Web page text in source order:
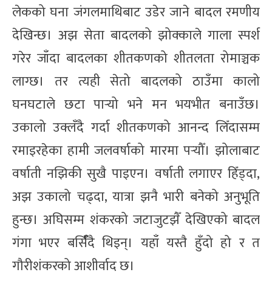
लेकको घना जंगलमाथिबाट उडेर जाने बादल रमणीय
देखिन्छ। अझ सेता बादलको झोक्काले गाला स्पर्श
गरेर जाँदा बादलका शीतकणको शीतलता रोमाञ्चक
लाग्छ। तर त्यही सेतो बादलको ठाउँमा कालो
घनघटाले छटा पार्‍यो भने मन भयभीत बनाउँछ।
उकालो उक्लँदै गर्दा शीतकणको आनन्द लिँदासम्म
रमाइरहेका हामी जलवर्षाको मारमा पर्‍यौँ। झोलाबाट
वर्षाती नझिकी सुखै पाइएन। वर्षाती लगाएर हिँड्दा,
अझ उकालो चढ्दा, यात्रा झनै भारी बनेको अनुभूति
हुन्छ। अघिसम्म शंकरको जटाजुटझैँ देखिएको बादल
गंगा भएर बर्सिंँदै थिइन्। यहाँ यस्तै हुँदो हो र त
गौरीशंकरको आशीर्वाद छ।